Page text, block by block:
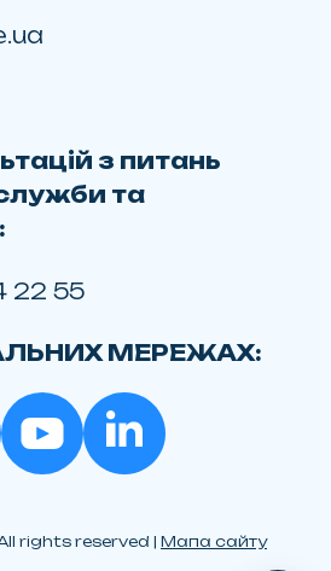
з питань
служби та
22 55
МЕРЕЖАХ:
rights reserved | Мапа сайту